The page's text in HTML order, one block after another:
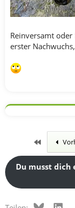
Reinversamt
erster
Erste
Du musst dich